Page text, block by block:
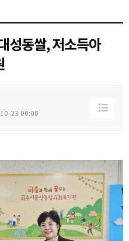
성동쌀, 저소득아
23 00:00